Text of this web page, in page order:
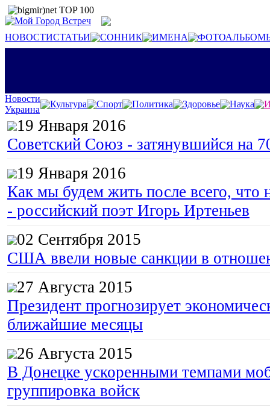
НОВОСТИСТАТЬИ СОННИК ИМЕНА
Новости
Украина
Культура Спорт Политика Здоровье Наука
19 Января 2016
Советский Союз - затянувшийся на
19 Января 2016
Как мы будем жить после всего, что
- российский поэт Игорь Иртеньев
02 Сентября 2015
США ввели новые санкции в
27 Августа 2015
Президент прогнозирует
ближайшие месяцы
26 Августа 2015
В Донецке ускоренными темпами
группировка войск